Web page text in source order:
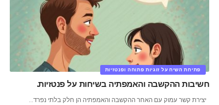
פתיחת השיח על זוגיות פתוחה ופנטזיות
חשיבות ההקשבה והאמפתיה בשיחות על פנטזיות.
יצירת קשר עמוק עם האחר ההקשבה והאמפתיה הן חלק בלתי נפרד…